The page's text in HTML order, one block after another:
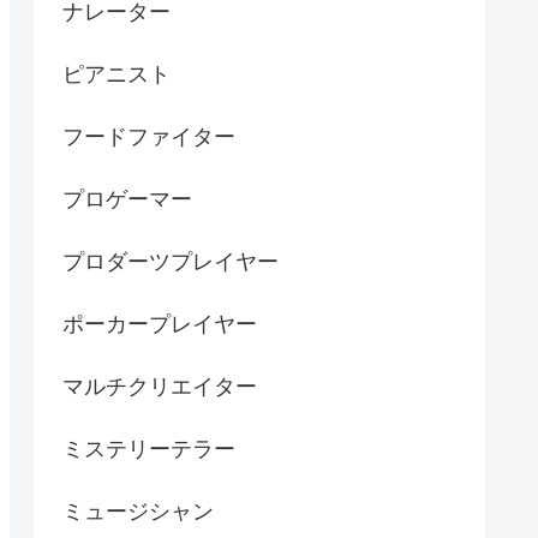
ナレーター
ピアニスト
フードファイター
プロゲーマー
プロダーツプレイヤー
ポーカープレイヤー
マルチクリエイター
ミステリーテラー
ミュージシャン